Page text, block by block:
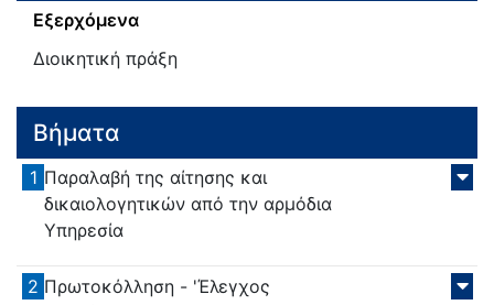
Εξερχόμενα
Διοικητική πράξη
Βήματα
1 Παραλαβή της αίτησης και
δικαιολογητικών από την αρμόδια
Υπηρεσία
2 Πρωτοκόλληση - 'Έλεγχος